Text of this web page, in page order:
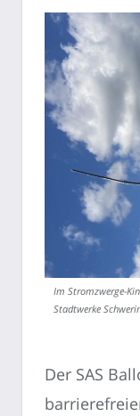
Im Stromzwerge-
Stadtwerke
Der SAS